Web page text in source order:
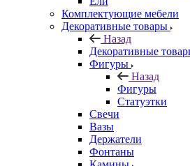
Комплектующие мебели
Декоративные товары
Назад
Декоративные
Фигуры
Назад
Фигуры
Статуэтки
Свечи
Вазы
Держатели
Фонтаны